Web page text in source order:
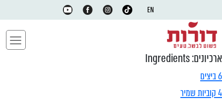
EN
ארכיונים:Ingredients
6 ביצים
4 קוביות שמיר